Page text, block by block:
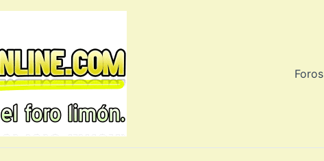
Foros